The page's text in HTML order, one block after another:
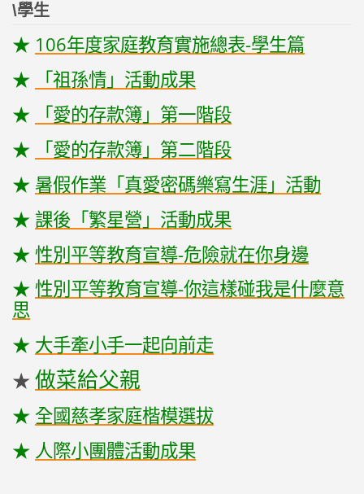
\學生
★ 106年度家庭教育實施總表-學生篇
★
「祖孫情」活動成果
★
「愛的存款簿」第一階段
★
「愛的存款簿」第二階段
★ 暑假作業「真愛密碼樂寫生涯」活動
★ 課後「繁星營」活動成果
★性別平等教育宣導-危險就在你身邊
★性別平等教育宣導-你這樣碰我是什麼意
思
★ 大手牽小手一起向前走
★做菜給父親
★ 全國慈孝家庭楷模選拔
★ 人際小團體活動成果